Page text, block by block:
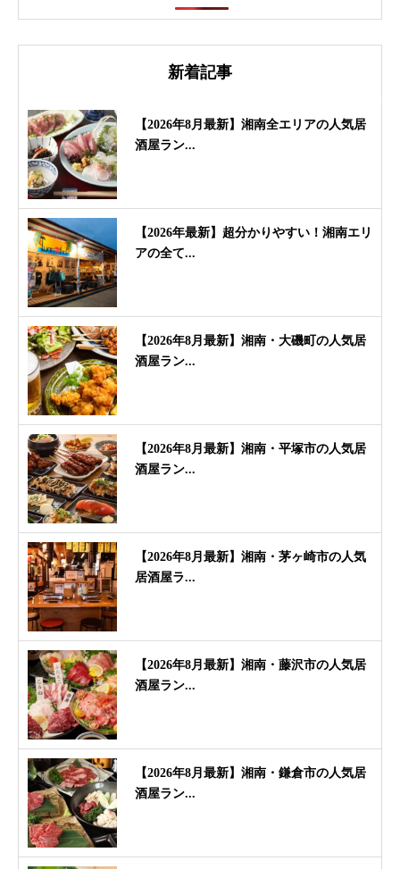
新着記事
【2026年8月最新】湘南全エリアの人気居
酒屋ラン...
【2026年最新】超分かりやすい！湘南エリ
アの全て...
【2026年8月最新】湘南・大磯町の人気居
酒屋ラン...
【2026年8月最新】湘南・平塚市の人気居
酒屋ラン...
【2026年8月最新】湘南・茅ヶ崎市の人気
居酒屋ラ...
【2026年8月最新】湘南・藤沢市の人気居
酒屋ラン...
【2026年8月最新】湘南・鎌倉市の人気居
酒屋ラン...